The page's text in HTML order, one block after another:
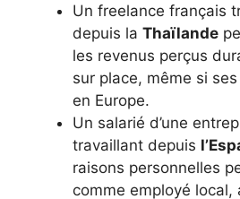
Un freelance français
depuis la Thaïlande
les revenus perçus
sur place, même si
en Europe.
Un salarié d’une
travaillant depuis
raisons personnelles
comme employé local,